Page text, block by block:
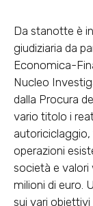
Da stanotte è
giudiziaria da
Economica-
Nucleo
dalla Procura
vario titolo i
operazioni
società e valori
milioni di euro.
sui vari obiettivi